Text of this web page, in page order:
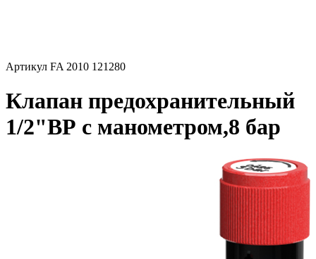
Артикул FA 2010 121280
Клапан предохранительный
1/2"ВР с манометром,8 бар